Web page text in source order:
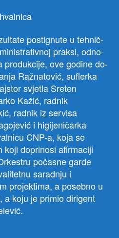
po­stig­nu­te u teh­nič­
prak­si, od­no­
pro­duk­ci­je, ove godine do­
Ražnatović, suflerka
svjetla Sreten
Kažić, radnik
radnik iz servisa
i higijeničarka
CNP-a, koja se
koji doprinosi afirmaciji
počasne garde
saradnju i
projektima, a posebno u
a koju je primio dirigent